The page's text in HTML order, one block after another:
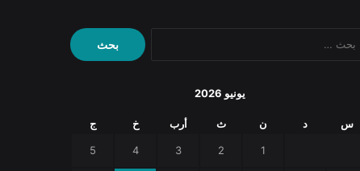
البحث
عن:
يونيو 2026
س د ن ث أرب خ ج
1
2
3
4
5